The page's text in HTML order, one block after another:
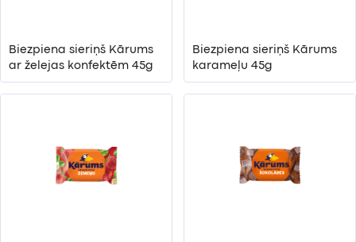
Biezpiena sieriņš Kārums
ar želejas konfektēm 45g
Biezpiena sieriņš Kārums
karameļu 45g